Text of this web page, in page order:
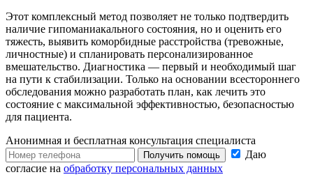
Этот комплексный метод позволяет не только подтвердить
наличие гипоманиакального состояния, но и оценить его
тяжесть, выявить коморбидные расстройства (тревожные,
личностные) и спланировать персонализированное
вмешательство. Диагностика — первый и необходимый шаг
на пути к стабилизации. Только на основании всестороннего
обследования можно разработать план, как лечить это
состояние с максимальной эффективностью, безопасностью
для пациента.
Анонимная и бесплатная консультация специалиста
Получить помощь
Даю
согласие на обработку персональных данных